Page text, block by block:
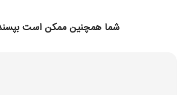
شما همچنین ممکن است